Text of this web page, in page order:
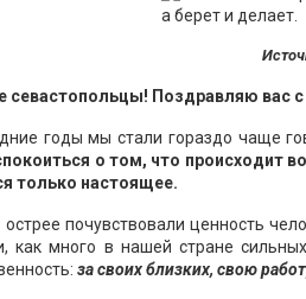
севастопольцы! Поздравляю вас
годы мы стали гораздо чаще
о том, что происходит
только настоящее.
почувствовали ценность
как много в нашей стране
за своих близких, свою